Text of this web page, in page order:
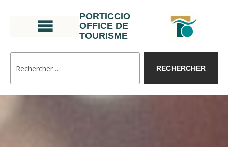
PORTICCIO
OFFICE DE
TOURISME
RECHERCHER